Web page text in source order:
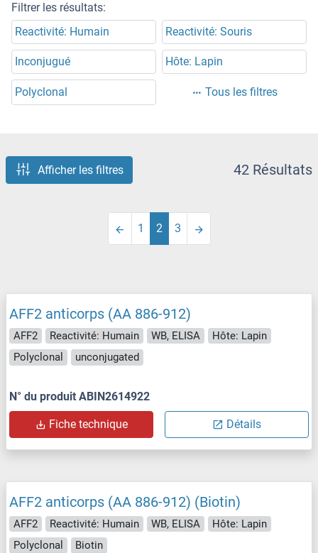
Filtrer les résultats:
Reactivité: Humain
Reactivité: Souris
Inconjugué Hôte: Lapin
Polyclonal Tous les filtres
Afficher les filtres 42 Résultats
1 2 3
AFF2 anticorps (AA 886-912)
AFF2 Reactivité: Humain WB, ELISA
Hôte: Lapin
Polyclonal
unconjugated
N° du produit ABIN2614922
Fiche technique Détails
AFF2 anticorps (AA 886-912) (Biotin)
AFF2 Reactivité: Humain WB, ELISA
Hôte: Lapin
Polyclonal
Biotin